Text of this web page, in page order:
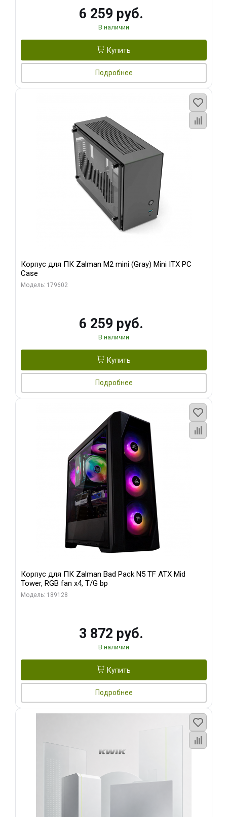
6 259 руб.
В наличии
Купить
Подробнее
Корпус для ПК Zalman M2 mini (Gray) Mini ITX PC
Case
Модель: 179602
6 259 руб.
В наличии
Купить
Подробнее
Корпус для ПК Zalman Bad Pack N5 TF ATX Mid
Tower, RGB fan x4, T/G bp
Модель: 189128
3 872 руб.
В наличии
Купить
Подробнее